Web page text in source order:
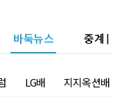
바둑뉴스 중계 |
LG배 지지옥션배